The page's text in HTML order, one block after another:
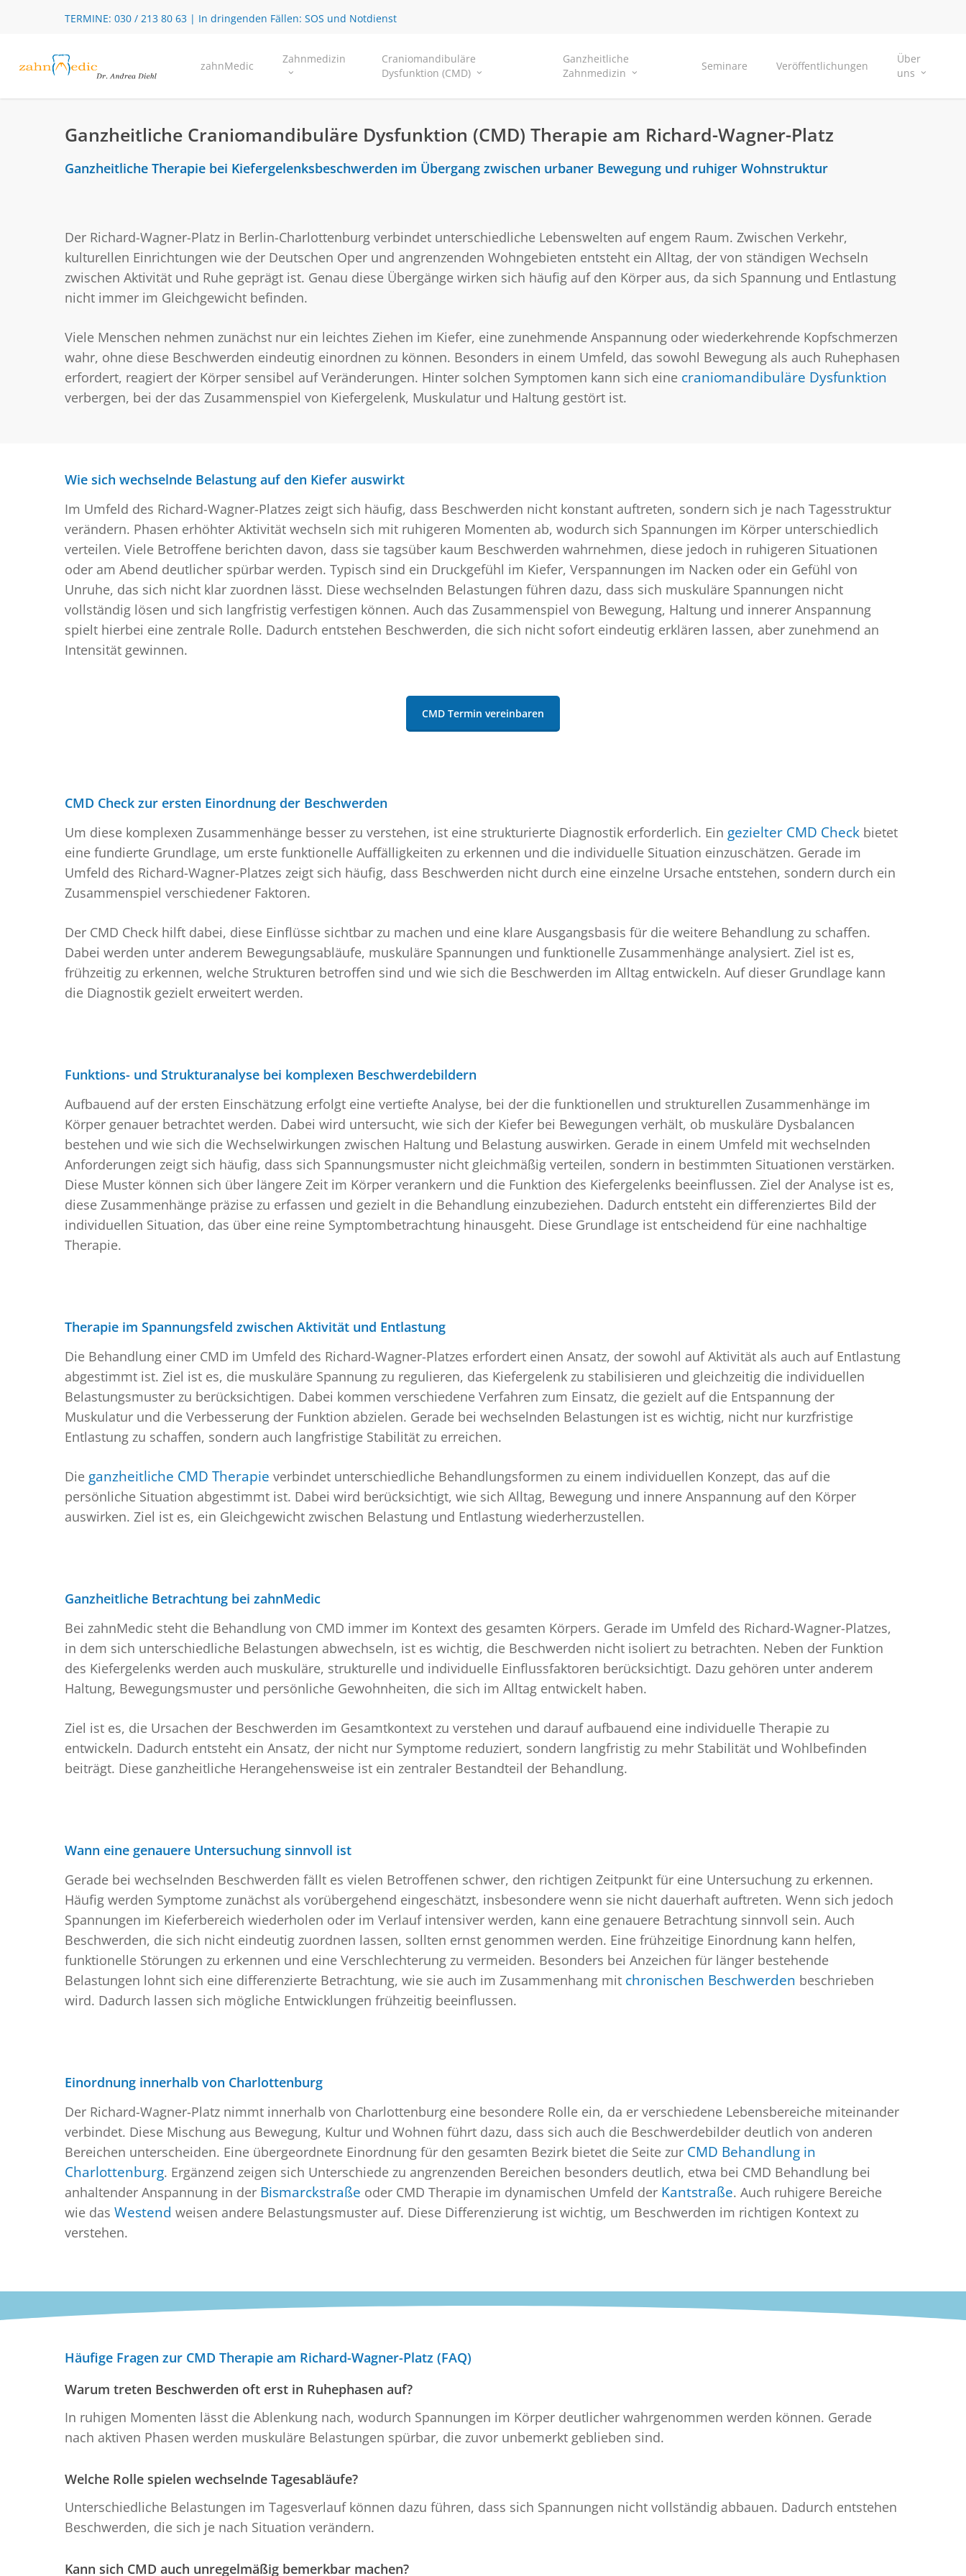
content
TERMINE:030 / 213 80 63 | In dringenden Fällen:SOS und Notdienst
zahnMedic
Zahnmedizin
Craniomandibuläre
Dysfunktion (CMD)
Ganzheitliche
Zahnmedizin
Seminare Veröffentlichungen
Über
uns
Ganzheitliche Craniomandibuläre Dysfunktion (CMD) Therapie am Richard-Wagner-Platz
Ganzheitliche Therapie bei Kiefergelenksbeschwerden im Übergang zwischen urbaner Bewegung und ruhiger Wohnstruktur
Der Richard-Wagner-Platz in Berlin-Charlottenburg verbindet unterschiedliche Lebenswelten auf engem Raum. Zwischen Verkehr,
kulturellen Einrichtungen wie der Deutschen Oper und angrenzenden Wohngebieten entsteht ein Alltag, der von ständigen Wechseln
zwischen Aktivität und Ruhe geprägt ist. Genau diese Übergänge wirken sich häufig auf den Körper aus, da sich Spannung und Entlastung
nicht immer im Gleichgewicht befinden.
Viele Menschen nehmen zunächst nur ein leichtes Ziehen im Kiefer, eine zunehmende Anspannung oder wiederkehrende Kopfschmerzen
wahr, ohne diese Beschwerden eindeutig einordnen zu können. Besonders in einem Umfeld, das sowohl Bewegung als auch Ruhephasen
erfordert, reagiert der Körper sensibel auf Veränderungen. Hinter solchen Symptomen kann sich eine craniomandibuläre Dysfunktion
verbergen, bei der das Zusammenspiel von Kiefergelenk, Muskulatur und Haltung gestört ist.
Wie sich wechselnde Belastung auf den Kiefer auswirkt
Im Umfeld des Richard-Wagner-Platzes zeigt sich häufig, dass Beschwerden nicht konstant auftreten, sondern sich je nach Tagesstruktur
verändern. Phasen erhöhter Aktivität wechseln sich mit ruhigeren Momenten ab, wodurch sich Spannungen im Körper unterschiedlich
verteilen. Viele Betroffene berichten davon, dass sie tagsüber kaum Beschwerden wahrnehmen, diese jedoch in ruhigeren Situationen
oder am Abend deutlicher spürbar werden. Typisch sind ein Druckgefühl im Kiefer, Verspannungen im Nacken oder ein Gefühl von
Unruhe, das sich nicht klar zuordnen lässt. Diese wechselnden Belastungen führen dazu, dass sich muskuläre Spannungen nicht
vollständig lösen und sich langfristig verfestigen können. Auch das Zusammenspiel von Bewegung, Haltung und innerer Anspannung
spielt hierbei eine zentrale Rolle. Dadurch entstehen Beschwerden, die sich nicht sofort eindeutig erklären lassen, aber zunehmend an
Intensität gewinnen.
CMD Termin vereinbaren
CMD Check zur ersten Einordnung der Beschwerden
Um diese komplexen Zusammenhänge besser zu verstehen, ist eine strukturierte Diagnostik erforderlich. Ein gezielter CMD Check bietet
eine fundierte Grundlage, um erste funktionelle Auffälligkeiten zu erkennen und die individuelle Situation einzuschätzen. Gerade im
Umfeld des Richard-Wagner-Platzes zeigt sich häufig, dass Beschwerden nicht durch eine einzelne Ursache entstehen, sondern durch ein
Zusammenspiel verschiedener Faktoren.
Der CMD Check hilft dabei, diese Einflüsse sichtbar zu machen und eine klare Ausgangsbasis für die weitere Behandlung zu schaffen.
Dabei werden unter anderem Bewegungsabläufe, muskuläre Spannungen und funktionelle Zusammenhänge analysiert. Ziel ist es,
frühzeitig zu erkennen, welche Strukturen betroffen sind und wie sich die Beschwerden im Alltag entwickeln. Auf dieser Grundlage kann
die Diagnostik gezielt erweitert werden.
Funktions- und Strukturanalyse bei komplexen Beschwerdebildern
Aufbauend auf der ersten Einschätzung erfolgt eine vertiefte Analyse, bei der die funktionellen und strukturellen Zusammenhänge im
Körper genauer betrachtet werden. Dabei wird untersucht, wie sich der Kiefer bei Bewegungen verhält, ob muskuläre Dysbalancen
bestehen und wie sich die Wechselwirkungen zwischen Haltung und Belastung auswirken. Gerade in einem Umfeld mit wechselnden
Anforderungen zeigt sich häufig, dass sich Spannungsmuster nicht gleichmäßig verteilen, sondern in bestimmten Situationen verstärken.
Diese Muster können sich über längere Zeit im Körper verankern und die Funktion des Kiefergelenks beeinflussen. Ziel der Analyse ist es,
diese Zusammenhänge präzise zu erfassen und gezielt in die Behandlung einzubeziehen. Dadurch entsteht ein differenziertes Bild der
individuellen Situation, das über eine reine Symptombetrachtung hinausgeht. Diese Grundlage ist entscheidend für eine nachhaltige
Therapie.
Therapie im Spannungsfeld zwischen Aktivität und Entlastung
Die Behandlung einer CMD im Umfeld des Richard-Wagner-Platzes erfordert einen Ansatz, der sowohl auf Aktivität als auch auf Entlastung
abgestimmt ist. Ziel ist es, die muskuläre Spannung zu regulieren, das Kiefergelenk zu stabilisieren und gleichzeitig die individuellen
Belastungsmuster zu berücksichtigen. Dabei kommen verschiedene Verfahren zum Einsatz, die gezielt auf die Entspannung der
Muskulatur und die Verbesserung der Funktion abzielen. Gerade bei wechselnden Belastungen ist es wichtig, nicht nur kurzfristige
Entlastung zu schaffen, sondern auch langfristige Stabilität zu erreichen.
Die ganzheitliche CMD Therapie verbindet unterschiedliche Behandlungsformen zu einem individuellen Konzept, das auf die
persönliche Situation abgestimmt ist. Dabei wird berücksichtigt, wie sich Alltag, Bewegung und innere Anspannung auf den Körper
auswirken. Ziel ist es, ein Gleichgewicht zwischen Belastung und Entlastung wiederherzustellen.
Ganzheitliche Betrachtung bei zahnMedic
Bei zahnMedic steht die Behandlung von CMD immer im Kontext des gesamten Körpers. Gerade im Umfeld des Richard-Wagner-Platzes,
in dem sich unterschiedliche Belastungen abwechseln, ist es wichtig, die Beschwerden nicht isoliert zu betrachten. Neben der Funktion
des Kiefergelenks werden auch muskuläre, strukturelle und individuelle Einflussfaktoren berücksichtigt. Dazu gehören unter anderem
Haltung, Bewegungsmuster und persönliche Gewohnheiten, die sich im Alltag entwickelt haben.
Ziel ist es, die Ursachen der Beschwerden im Gesamtkontext zu verstehen und darauf aufbauend eine individuelle Therapie zu
entwickeln. Dadurch entsteht ein Ansatz, der nicht nur Symptome reduziert, sondern langfristig zu mehr Stabilität und Wohlbefinden
beiträgt. Diese ganzheitliche Herangehensweise ist ein zentraler Bestandteil der Behandlung.
Wann eine genauere Untersuchung sinnvoll ist
Gerade bei wechselnden Beschwerden fällt es vielen Betroffenen schwer, den richtigen Zeitpunkt für eine Untersuchung zu erkennen.
Häufig werden Symptome zunächst als vorübergehend eingeschätzt, insbesondere wenn sie nicht dauerhaft auftreten. Wenn sich jedoch
Spannungen im Kieferbereich wiederholen oder im Verlauf intensiver werden, kann eine genauere Betrachtung sinnvoll sein. Auch
Beschwerden, die sich nicht eindeutig zuordnen lassen, sollten ernst genommen werden. Eine frühzeitige Einordnung kann helfen,
funktionelle Störungen zu erkennen und eine Verschlechterung zu vermeiden. Besonders bei Anzeichen für länger bestehende
Belastungen lohnt sich eine differenzierte Betrachtung, wie sie auch im Zusammenhang mit chronischen Beschwerden beschrieben
wird. Dadurch lassen sich mögliche Entwicklungen frühzeitig beeinflussen.
Einordnung innerhalb von Charlottenburg
Der Richard-Wagner-Platz nimmt innerhalb von Charlottenburg eine besondere Rolle ein, da er verschiedene Lebensbereiche miteinander
verbindet. Diese Mischung aus Bewegung, Kultur und Wohnen führt dazu, dass sich auch die Beschwerdebilder deutlich von anderen
Bereichen unterscheiden. Eine übergeordnete Einordnung für den gesamten Bezirk bietet die Seite zur CMD Behandlung in
Charlottenburg. Ergänzend zeigen sich Unterschiede zu angrenzenden Bereichen besonders deutlich, etwa bei CMD Behandlung bei
anhaltender Anspannung in der Bismarckstraße oder CMD Therapie im dynamischen Umfeld der Kantstraße. Auch ruhigere Bereiche
wie dasWestend weisen andere Belastungsmuster auf. Diese Differenzierung ist wichtig, um Beschwerden im richtigen Kontext zu
verstehen.
Häufige Fragen zur CMD Therapie am Richard-Wagner-Platz (FAQ)
Warum treten Beschwerden oft erst in Ruhephasen auf?
In ruhigen Momenten lässt die Ablenkung nach, wodurch Spannungen im Körper deutlicher wahrgenommen werden können. Gerade
nach aktiven Phasen werden muskuläre Belastungen spürbar, die zuvor unbemerkt geblieben sind.
Welche Rolle spielen wechselnde Tagesabläufe?
Unterschiedliche Belastungen im Tagesverlauf können dazu führen, dass sich Spannungen nicht vollständig abbauen. Dadurch entstehen
Beschwerden, die sich je nach Situation verändern.
Kann sich CMD auch unregelmäßig bemerkbar machen?